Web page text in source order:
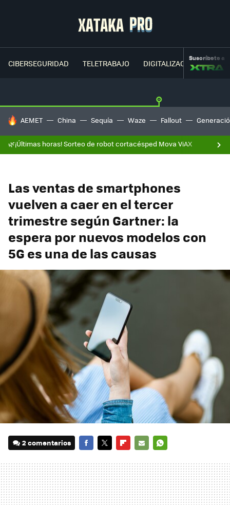
CIBERSEGURIDAD TELETRABAJO DIGITALIZACIÓNSuscríbete a
HOY SE HABLA DE
AEMET China Sequía Waze Fallout
🌿¡Últimas horas! Sorteo de robot cortacésped Mova ViAX
Las ventas de smartphones
vuelven a caer en el tercer
trimestre según Gartner: la
espera por nuevos modelos con
5G es una de las causas
2 comentarios
MAIL